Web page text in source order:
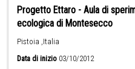
Progetto Ettaro - Aula di
ecologica di Montesecco
Pistoia ,Italia
Data di inizio 03/10/2012